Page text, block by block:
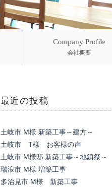
Company Profile
会社概要
最近の投稿
土岐市 M様 新築工事～建方～
土岐市 T様 お客様の声
土岐市 M様邸 新築工事～地鎮祭～
瑞浪市 M様 増築工事
多治見市 M様 新築工事